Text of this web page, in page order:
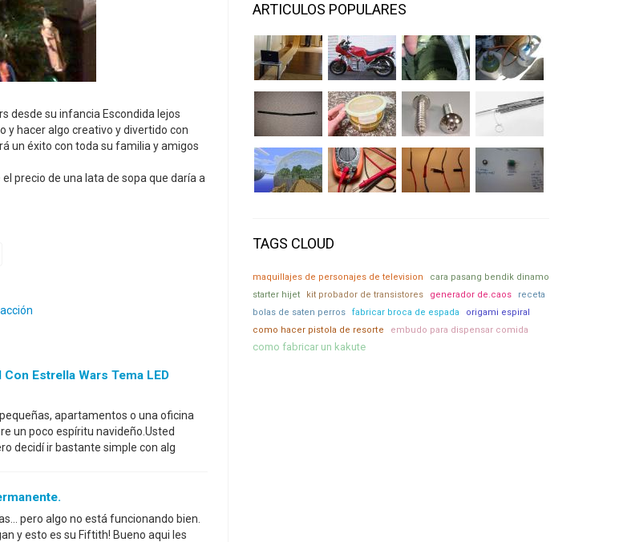
desde su infancia Escondida lejos
y hacer algo creativo y divertido con
un éxito con toda su familia y amigos
precio de una lata de sopa que daría a
Estrella Wars Tema LED
apartamentos o una oficina
un poco espíritu navideño.Usted
decidí ir bastante simple con alg
pero algo no está funcionando bien.
y esto es su Fiftith! Bueno aqui les
ARTICULOS POPULARES
TAGS CLOUD
maquillajes de personajes de television
cara pasang bendik dinamo
starter hijet
kit probador de transistores generador de.caos
receta
bolas de saten perros
fabricar broca de espada
origami espiral
como hacer pistola de resorte
embudo para dispensar comida
como fabricar un kakute